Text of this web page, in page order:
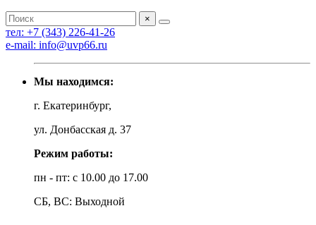
×
тел: +7 (343) 226-41-26
e-mail: info@uvp66.ru
Мы находимся:
г. Екатеринбург,
ул. Донбасская д. 37
Режим работы:
пн - пт: с 10.00 до 17.00
СБ, ВС: Выходной